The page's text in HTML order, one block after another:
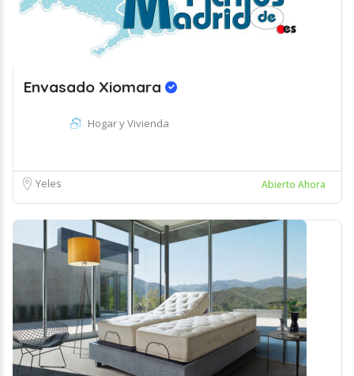
Envasado Xiomara
Hogar y Vivienda
Yeles Abierto Ahora